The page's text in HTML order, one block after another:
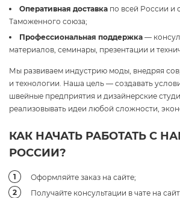
Оперативная доставка по всей России и
Таможенного союза;
Профессиональная поддержка —
материалов, семинары, презентации и
Мы развиваем индустрию моды, внедряя
и технологии. Наша цель — создавать
швейные предприятия и дизайнерские
реализовывать идеи любой сложности,
КАК НАЧАТЬ РАБОТАТЬ С
РОССИИ?
Оформляйте заказ на сайте;
Получайте консультации в чате на